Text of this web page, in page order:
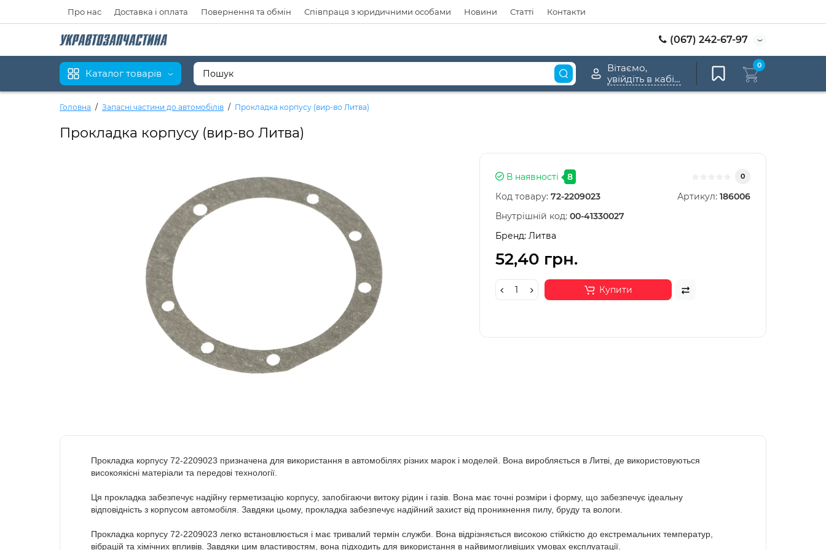
Про нас Доставка і оплата Повернення та обмін Співпраця з юридичними особами Новини Статті Контакти
(067) 242-67-97
Каталог товарів
Вітаємо,
увійдіть в кабінет
0
Головна Запасні частини до автомобілів Прокладка корпусу (вир-во Литва)
Прокладка корпусу (вир-во Литва)
В наявності 8 0
Код товару: 72-2209023 Артикул: 186006
Внутрішній код: 00-41330027
Бренд: Литва
52,40 грн.
Купити
Прокладка корпусу 72-2209023 призначена для використання в автомобілях різних марок і моделей. Вона виробляється в Литві, де використовуються
високоякісні матеріали та передові технології.
Ця прокладка забезпечує надійну герметизацію корпусу, запобігаючи витоку рідин і газів. Вона має точні розміри і форму, що забезпечує ідеальну
відповідність з корпусом автомобіля. Завдяки цьому, прокладка забезпечує надійний захист від проникнення пилу, бруду та вологи.
Прокладка корпусу 72-2209023 легко встановлюється і має тривалий термін служби. Вона відрізняється високою стійкістю до екстремальних температур,
вібрацій та хімічних впливів. Завдяки цим властивостям, вона підходить для використання в найвимогливіших умовах експлуатації.